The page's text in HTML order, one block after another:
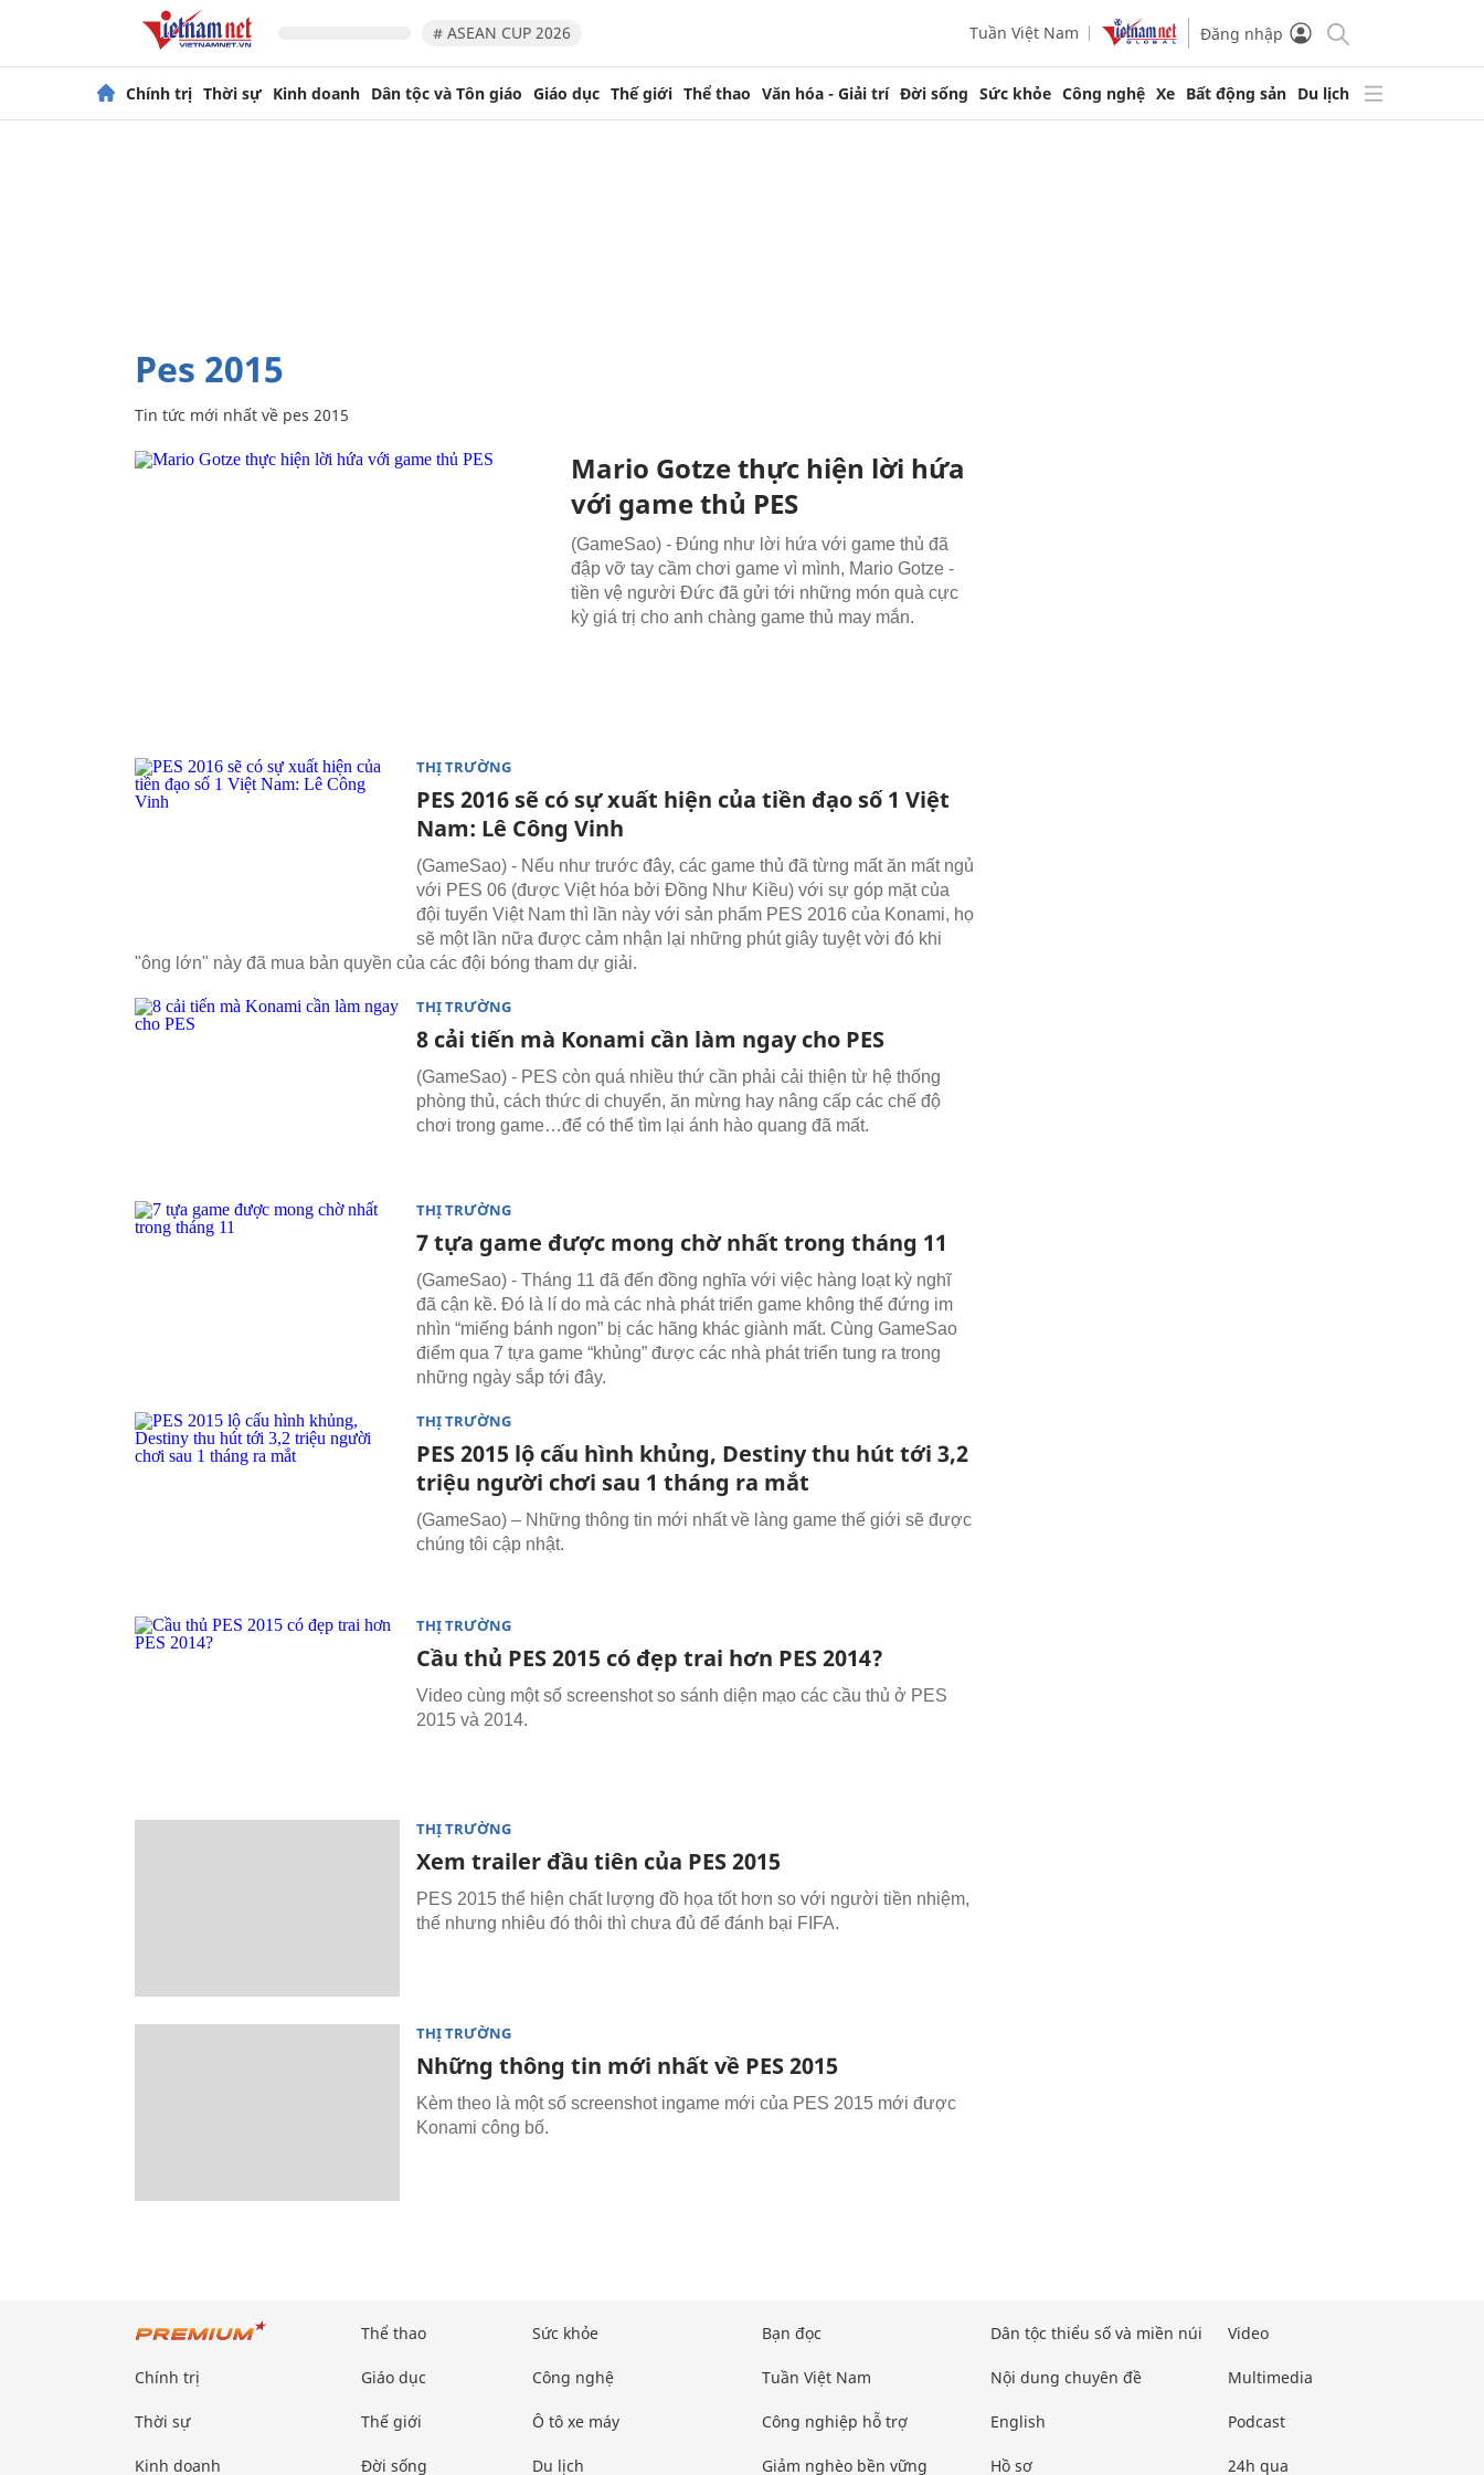
# ASEAN CUP 2026 Tuần Việt Nam Đăng nhập
Chính trị Thời sự Kinh doanh Dân tộc và Tôn giáo Giáo dục Thế giới Thể thao Văn hóa - Giải trí Đời sống Sức khỏe Công nghệ Xe Bất động sản Du lịch
pes 2015
Tin tức mới nhất về pes 2015
Mario Gotze thực hiện lời hứa
với game thủ PES
(GameSao) - Đúng như lời hứa với game thủ đã
đập vỡ tay cầm chơi game vì mình, Mario Gotze -
tiền vệ người Đức đã gửi tới những món quà cực
kỳ giá trị cho anh chàng game thủ may mắn.
THỊ TRƯỜNG
PES 2016 sẽ có sự xuất hiện của tiền đạo số 1 Việt
Nam: Lê Công Vinh
(GameSao) - Nếu như trước đây, các game thủ đã từng mất ăn mất ngủ
với PES 06 (được Việt hóa bởi Đồng Như Kiều) với sự góp mặt của
đội tuyển Việt Nam thì lần này với sản phẩm PES 2016 của Konami, họ
sẽ một lần nữa được cảm nhận lại những phút giây tuyệt vời đó khi
"ông lớn" này đã mua bản quyền của các đội bóng tham dự giải.
THỊ TRƯỜNG
8 cải tiến mà Konami cần làm ngay cho PES
(GameSao) - PES còn quá nhiều thứ cần phải cải thiện từ hệ thống
phòng thủ, cách thức di chuyển, ăn mừng hay nâng cấp các chế độ
chơi trong game…để có thể tìm lại ánh hào quang đã mất.
THỊ TRƯỜNG
7 tựa game được mong chờ nhất trong tháng 11
(GameSao) - Tháng 11 đã đến đồng nghĩa với việc hàng loạt kỳ nghĩ
đã cận kề. Đó là lí do mà các nhà phát triển game không thể đứng im
nhìn “miếng bánh ngon” bị các hãng khác giành mất. Cùng GameSao
điểm qua 7 tựa game “khủng” được các nhà phát triển tung ra trong
những ngày sắp tới đây.
THỊ TRƯỜNG
PES 2015 lộ cấu hình khủng, Destiny thu hút tới 3,2
triệu người chơi sau 1 tháng ra mắt
(GameSao) – Những thông tin mới nhất về làng game thế giới sẽ được
chúng tôi cập nhật.
THỊ TRƯỜNG
Cầu thủ PES 2015 có đẹp trai hơn PES 2014?
Video cùng một số screenshot so sánh diện mạo các cầu thủ ở PES
2015 và 2014.
THỊ TRƯỜNG
Xem trailer đầu tiên của PES 2015
PES 2015 thể hiện chất lượng đồ họa tốt hơn so với người tiền nhiệm,
thế nhưng nhiêu đó thôi thì chưa đủ để đánh bại FIFA.
THỊ TRƯỜNG
Những thông tin mới nhất về PES 2015
Kèm theo là một số screenshot ingame mới của PES 2015 mới được
Konami công bố.
Chính trị
Thời sự
Kinh doanh
Thể thao
Giáo dục
Thế giới
Đời sống
Sức khỏe
Công nghệ
Ô tô xe máy
Du lịch
Bạn đọc
Tuần Việt Nam
Công nghiệp hỗ trợ
Giảm nghèo bền vững
Dân tộc thiểu số và miền núi
Nội dung chuyên đề
English
Hồ sơ
Video
Multimedia
Podcast
24h qua